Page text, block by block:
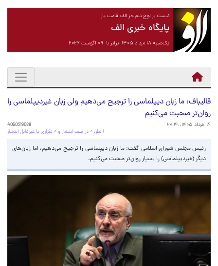
نیست بر لوح دلم جز الف قامت یار
پایگاه خبری الف
یک‌شنبه ۱۸ مرداد ۱۴۰۵ برابر با ۰۹ آگوست ۲۰۲۶
قالیباف: ما زبان دیپلماسی را ترجیح می‌دهیم ولی زبان‌ غیردیپلماسی را
روان‌تر صحبت می‌کنیم
۱۹ خرداد ۱۴۰۵، ۲۰:۴۱
4050319088
۱ نظر، ۰ در صف انتشار و ۰ تکراری یا غیرقابل انتشار
رئیس مجلس شورای اسلامی گفت: ما زبان دیپلماسی را ترجیح می‌دهیم، اما زبان‌های
دیگر (غیردیپلماسی) را بسیار روان‌تر صحبت می‌کنیم.